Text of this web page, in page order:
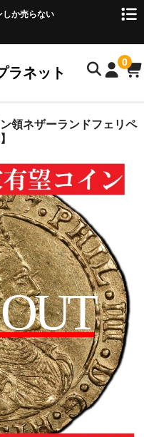
しか売らない
ラネット
0
領ネザーランドフェリペ